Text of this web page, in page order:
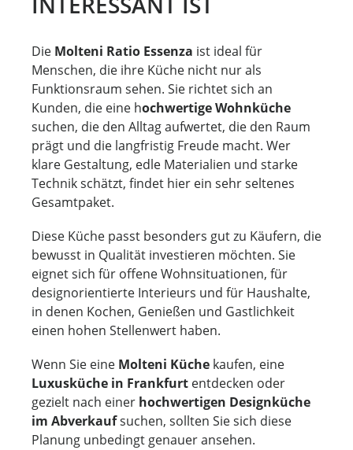
Die Molteni Ratio Essenza ist ideal für
Menschen, die ihre Küche nicht nur als
Funktionsraum sehen. Sie richtet sich an
Kunden, die eine hochwertige Wohnküche
suchen, die den Alltag aufwertet, die den Raum
prägt und die langfristig Freude macht. Wer
klare Gestaltung, edle Materialien und starke
Technik schätzt, findet hier ein sehr seltenes
Gesamtpaket.
Diese Küche passt besonders gut zu Käufern, die
bewusst in Qualität investieren möchten. Sie
eignet sich für offene Wohnsituationen, für
designorientierte Interieurs und für Haushalte,
in denen Kochen, Genießen und Gastlichkeit
einen hohen Stellenwert haben.
Wenn Sie eine Molteni Küche kaufen, eine
Luxusküche in Frankfurt entdecken oder
gezielt nach einer hochwertigen Designküche
im Abverkaufsuchen, sollten Sie sich diese
Planung unbedingt genauer ansehen.